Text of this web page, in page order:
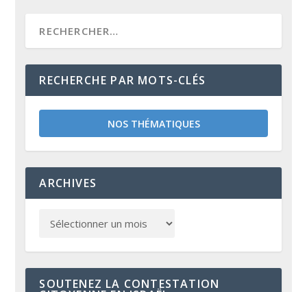
RECHERCHE PAR MOTS-CLÉS
NOS THÉMATIQUES
ARCHIVES
SOUTENEZ LA CONTESTATION